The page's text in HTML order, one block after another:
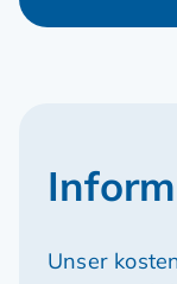
Unser